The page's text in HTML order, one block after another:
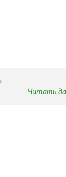
Читать